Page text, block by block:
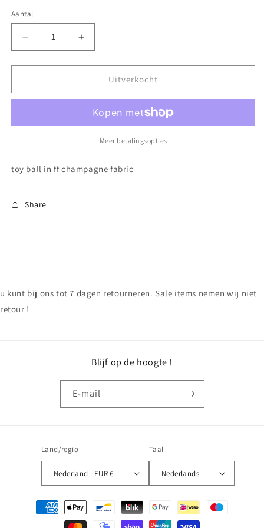
Aantal
Aantal
verlagen
voor
champagne
Aantal
verhogen
voor
champagne
toy
Uitverkocht
Meer betalingsopties
toy ball in ff champagne fabric
Share
u kunt bij ons tot 7 dagen retourneren. Sale items nemen wij niet
retour !
Blijf op de hoogte !
E‑mail
Land/regio
Nederland | EUR €
Taal
Nederlands
Betaalmethoden